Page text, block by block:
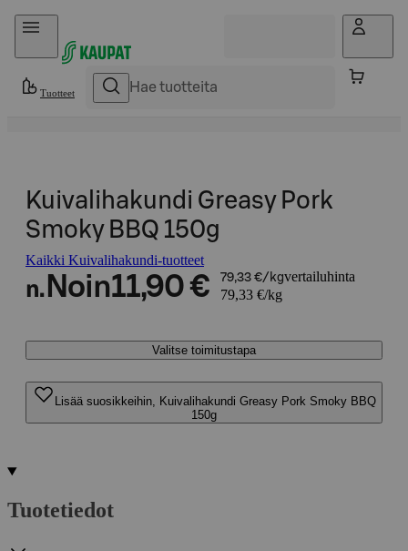
Hyppää sisältöön
Tuotteet
Kuivalihakundi Greasy Pork
Smoky BBQ 150g
Kaikki Kuivalihakundi-tuotteet
n. Noin11,90 € 79,33 €/kgvertailuhinta
79,33 €/kg
Valitse toimitustapa
Lisää suosikkeihin, Kuivalihakundi Greasy Pork Smoky BBQ
150g
Tuotetiedot